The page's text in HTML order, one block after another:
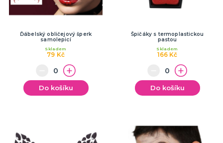
Ďábelský obličejový šperk
samolepicí
79 Kč
Skladem
Do košíku
Špičáky s termoplastickou
pastou
166 Kč
Skladem
Do košíku